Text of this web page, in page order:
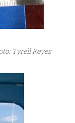
Tyrell Reyes